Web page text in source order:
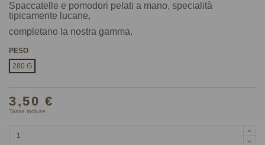
Spaccatelle e pomodori pelati a mano, specialità
tipicamente lucane,
completano la nostra gamma.
PESO
280 G
3,50 €
Tasse incluse